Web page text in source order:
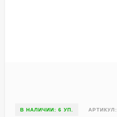
В НАЛИЧИИ: 6 УП. АРТИКУЛ: